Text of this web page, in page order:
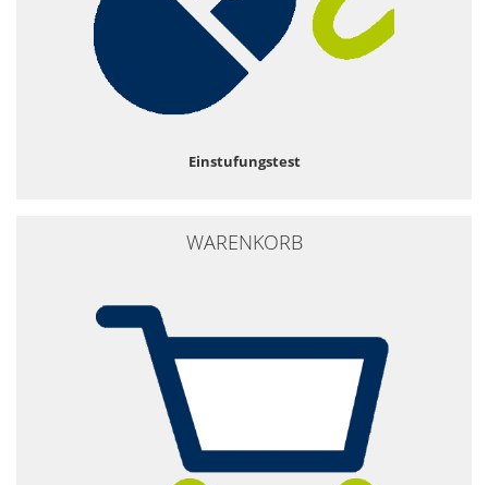
Einstufungstest
WARENKORB